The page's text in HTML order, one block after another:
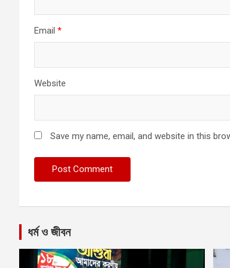
Email *
Website
Save my name, email, and website in this
ধর্ম ও জীবন